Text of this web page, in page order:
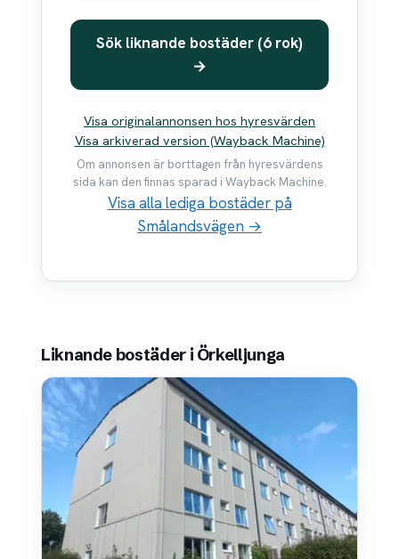
Sök liknande bostäder (6 rok)
→
Visa originalannonsen hos hyresvärden
Visa arkiverad version (Wayback Machine)
Om annonsen är borttagen från hyresvärdens
sida kan den finnas sparad i Wayback Machine.
Visa alla lediga bostäder på
Smålandsvägen →
Liknande bostäder i Örkelljunga